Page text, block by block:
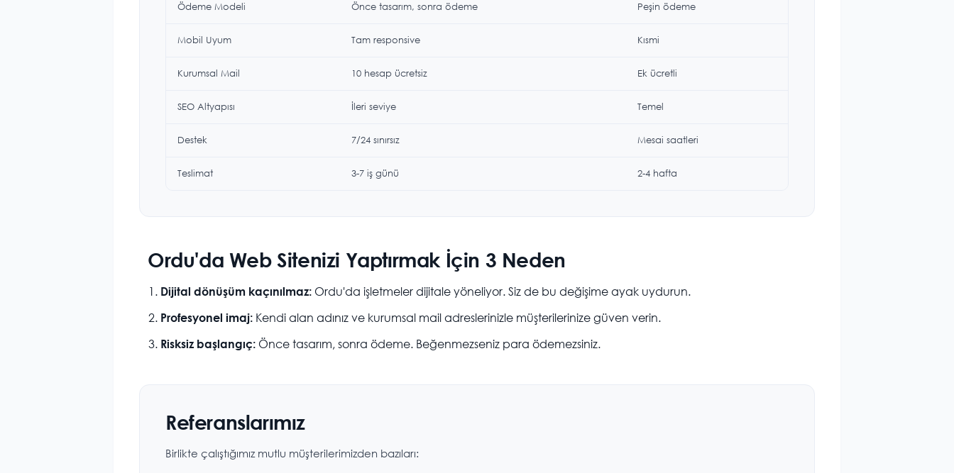
Ödeme Modeli Önce tasarım, sonra ödeme Peşin ödeme
Mobil Uyum Tam responsive Kısmi
Kurumsal Mail 10 hesap ücretsiz Ek ücretli
SEO Altyapısı İleri seviye Temel
Destek 7/24 sınırsız Mesai saatleri
Teslimat 3-7 iş günü 2-4 hafta
Ordu'da Web Sitenizi Yaptırmak İçin 3 Neden
Dijital dönüşüm kaçınılmaz: Ordu'da işletmeler dijitale yöneliyor. Siz de bu değişime ayak uydurun.
Profesyonel imaj: Kendi alan adınız ve kurumsal mail adreslerinizle müşterilerinize güven verin.
Risksiz başlangıç: Önce tasarım, sonra ödeme. Beğenmezseniz para ödemezsiniz.
Referanslarımız
Birlikte çalıştığımız mutlu müşterilerimizden bazıları: